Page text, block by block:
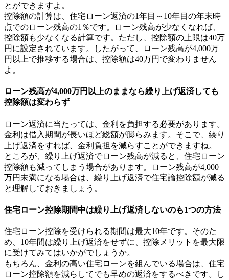
とができますよ。
控除額の計算は、住宅ローン返済の1年目～10年目の年末時
点でのローン残高の1％です。ローン残高が少なくなれば、
控除額も少なくなる計算です。ただし、控除額の上限は40万
円に設定されています。したがって、ローン残高が4,000万
円以上で推移する場合は、控除額は40万円で変わりません
よ。
ローン残高が4,000万円以上のままなら繰り上げ返済しても
控除額は変わらず
ローン返済に当たっては、金利を負担する必要があります。
金利は借入期間が長いほど総額が膨らみます。そこで、繰り
上げ返済をすれば、金利負担を減らすことができますね。
ところが、繰り上げ返済でローン残高が減ると、住宅ローン
控除額も減ってしまう場合があります。ローン残高が4,000
万円未満になる場合は、繰り上げ返済で住宅論控除額が減る
と理解しておきましょう。
住宅ローン控除期間中は繰り上げ返済しないのも1つの方法
住宅ローン控除を受けられる期間は最大10年です。そのた
め、10年間は繰り上げ返済をせずに、控除メリットを最大限
に受けてみてはいかがでしょうか。
もちろん、金利の高い住宅ローンを組んでいる場合は、住宅
ローン控除額を減らしてでも早めの返済をするべきです。し